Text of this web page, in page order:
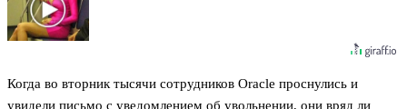
Когда во вторник тысячи сотрудников Oracle проснулись и
увидели письмо с уведомлением об увольнении, они вряд ли